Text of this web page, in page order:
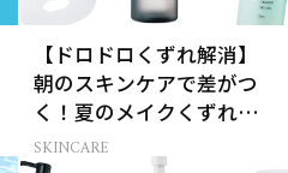
【ドロドロくずれ解消】
朝のスキンケアで差がつ
く！夏のメイクくずれ防
止術
SKINCARE